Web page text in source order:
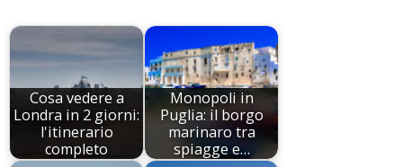
Cosa vedere a
Londra in 2 giorni:
l'itinerario
completo
Monopoli in
Puglia: il borgo
marinaro tra
spiagge e…